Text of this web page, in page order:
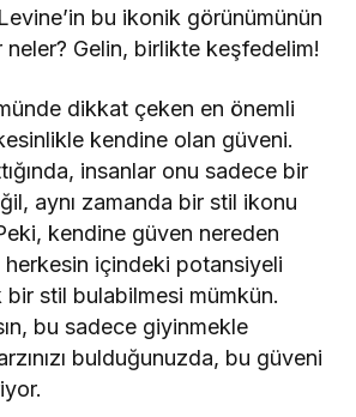
bu ikonik görünümünün
neler? Gelin, birlikte keşfedelim!
dikkat çeken en önemli
kendine olan güveni.
insanlar onu sadece bir
aynı zamanda bir stil ikonu
kendine güven nereden
herkesin içindeki potansiyeli
bir stil bulabilmesi mümkün.
bu sadece giyinmekle
bulduğunuzda, bu güveni